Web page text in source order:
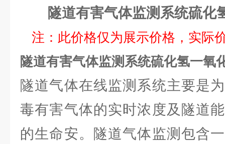
隧道有害气体监测系统硫化
注：此价格仅为展示价格，实际
隧道有害气体监测系统硫化氢一氧
隧道气体在线监测系统主要是
毒有害气体的实时浓度及隧道
的生命安。隧道气体监测包含